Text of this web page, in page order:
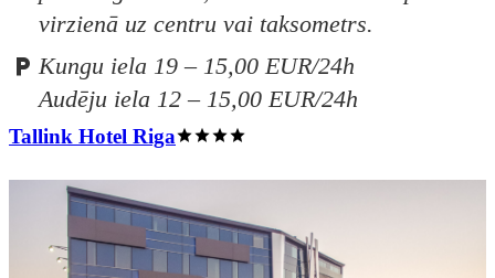
virzienā uz centru vai taksometrs.
Kungu iela 19 – 15,00 EUR/24h
Audēju iela 12 – 15,00 EUR/24h
Tallink Hotel Riga